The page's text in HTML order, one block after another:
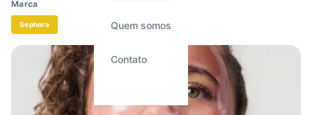
Quem somos
Contato
Marca
Sephora